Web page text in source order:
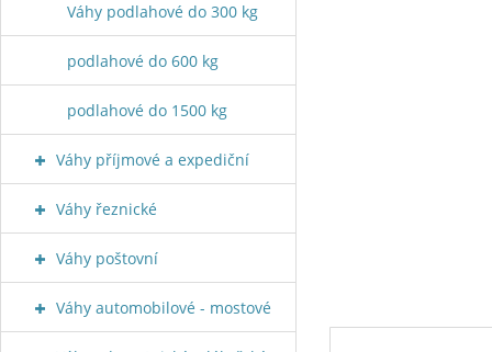
Váhy podlahové do 300 kg
podlahové do 600 kg
podlahové do 1500 kg
Váhy příjmové a expediční
Váhy řeznické
Váhy poštovní
Váhy automobilové - mostové